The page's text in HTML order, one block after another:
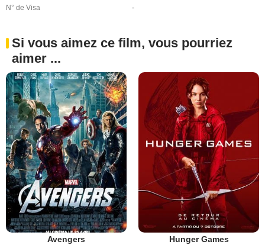
N° de Visa
-
Si vous aimez ce film, vous pourriez
aimer ...
Avengers Hunger Games